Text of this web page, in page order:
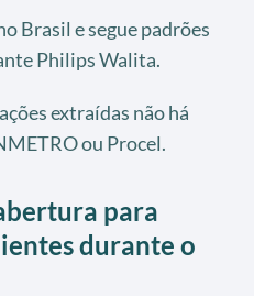
Brasil e segue padrões
Philips Walita.
extraídas não há
ou Procel.
para
durante o